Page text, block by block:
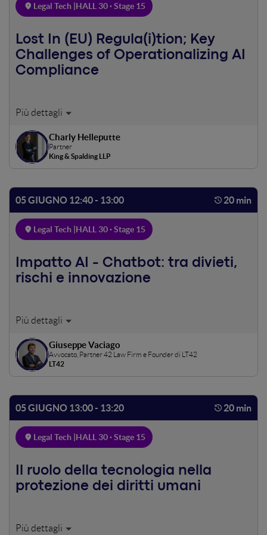
Legal Tech | HALL 30 · Stage 15
Lost In (EU) Regula(i)tion; Key
Challenges of Operationalizing AI
Compliance
This session explores the real-world struggles
practice. From classifying AI systems and managing high-
risk use cases to building cross-functional compliance
teams, it will unpack the key operational hurdles and
professionals navigating the evolving AI compliance
landscape who are not afraid to jump into EU laws and
swim.
Charly Helleputte
Partner
King & Spalding LLP
05 GIUGNO 12:40 - 13:00 20 min
Legal Tech | HALL 30 · Stage 15
Impatto AI - Chatbot: tra divieti,
rischi e innovazione
L'AI Act rivoluziona lo scenario dei chatbot AI-based:
social scoring) alla classificazione dei nuovi rischi, si
definisce un nuovo paradigma di compliance. Ma non solo
di AI Act si tratterà: focus sulle intersezioni con
automation. Spiegando infine come procedere a una
adeguata governance della compliance.
Giuseppe Vaciago
Avvocato, Partner 42 Law Firm e Founder di LT42
LT42
05 GIUGNO 13:00 - 13:20 20 min
Legal Tech | HALL 30 · Stage 15
Il ruolo della tecnologia nella
protezione dei diritti umani
Immaginiamo una realtà in cui ogni violazione dei diritti